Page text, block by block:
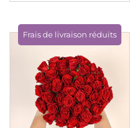
Frais de livraison réduits